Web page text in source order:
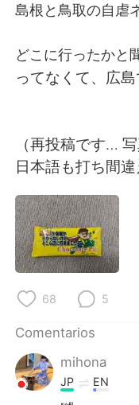
繁體中文
日本語
Русский
Indonesia
島根と鳥取の自虐
どこに行ったかと
ってなくて、広島
（再投稿です…
日本語も打ち間違
68 5
Comentarios
mihona
JP EN